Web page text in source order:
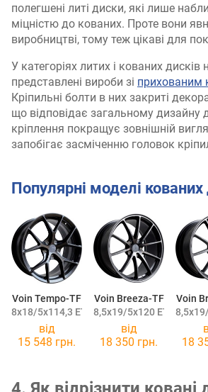
полегшені литі диски, які лише
міцністю до кованих. Проте вони
виробництві, тому теж цікаві для
У категоріях литих і кованих дисків
представлені вироби зі прихованим
Кріпильні болти в них закриті
що відповідає загальному дизайну
кріплення покращує зовнішній
запобігає засміченню головок
Популярні моделі кованих
Voin Tempo-TF
8x18/5x114,3 ET38 DIA67,1
Voin Breeza-TF
8,5x19/5x120 ET45
Voin
від
15 548 грн.
від
18 350 грн.
18